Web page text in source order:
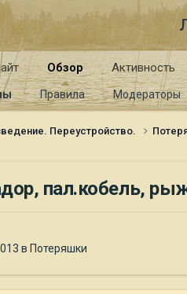
Обзор
Правила Модераторы
Активность
Переустройство.
пал.кобель,
в Потеряшки